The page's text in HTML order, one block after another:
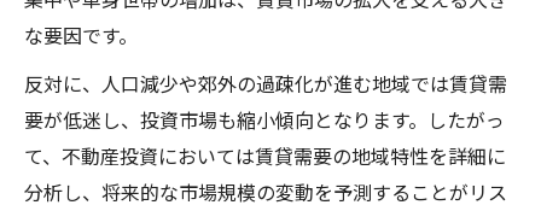
な要因です。
反対に、人口減少や郊外の過疎化が進む地域では賃貸需
要が低迷し、投資市場も縮小傾向となります。したがっ
て、不動産投資においては賃貸需要の地域特性を詳細に
分析し、将来的な市場規模の変動を予測することがリス